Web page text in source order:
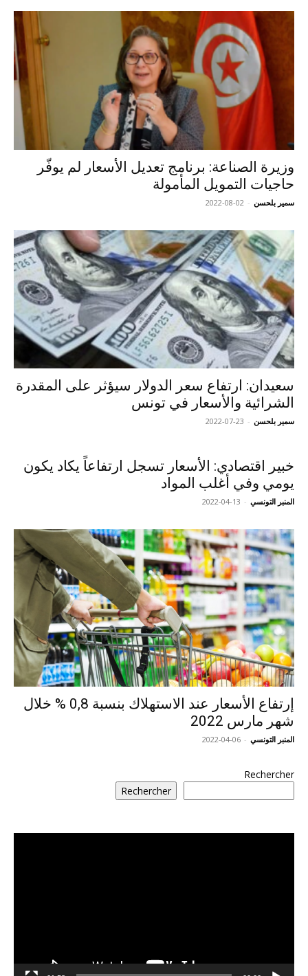
وزيرة الصناعة: برنامج تعديل الأسعار لم يوفّر
حاجيات التمويل المأمولة‎‎
سمير بلحسن -
2022-08-02
سعيدان: ارتفاع سعر الدولار سيؤثر على المقدرة
الشرائية والأسعار في تونس
سمير بلحسن -
2022-07-23
خبير اقتصادي: الأسعار تسجل ارتفاعاً يكاد يكون
يومي وفي أغلب المواد
المنبر التونسي -
2022-04-13
إرتفاع الأسعار عند الاستهلاك بنسبة 0,8 % خلال
شهر مارس 2022
المنبر التونسي -
2022-04-06
Rechercher
Rechercher